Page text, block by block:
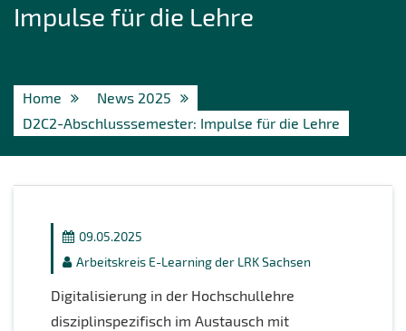
Impulse für die Lehre
Home
News 2025
D2C2-Abschlusssemester: Impulse für die Lehre
09.05.2025
Arbeitskreis E-Learning der LRK Sachsen
Digitalisierung in der Hochschullehre
disziplinspezifisch im Austausch mit